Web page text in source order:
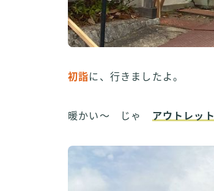
初詣に、行きましたよ。
暖かい～ じゃ アウトレット